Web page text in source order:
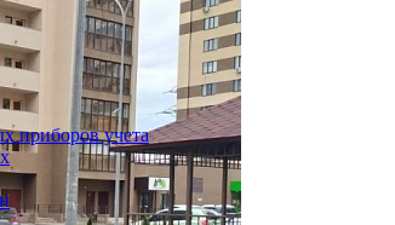
приборов учета